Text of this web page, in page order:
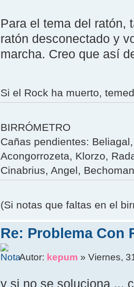
Para el tema del ratón,
ratón desconectado y
marcha. Creo que así
Si el Rock ha muerto,
BIRRÓMETRO
Cañas pendientes:
Acongorrozeta, Klorzo,
Cinabrius, Angel,
(Si notas que faltas en el
Re: Problema Con
Autor: kepum » Viernes,
y si no se soluciona ...